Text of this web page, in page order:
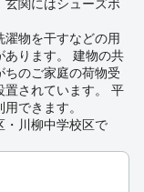
玄関にはシューズボ
物を干すなどの用
あります。 建物の共
ちのご家庭の荷物受
置されています。 平
できます。
・川柳中学校区で